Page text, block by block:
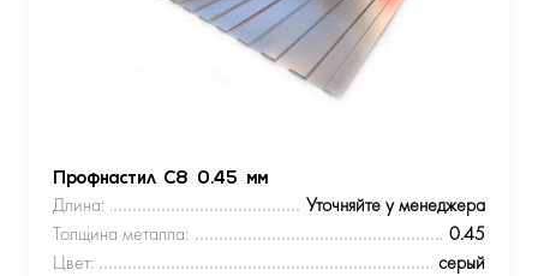
Профнастил С8 0.45 мм
Длина:
Уточняйте у менеджера
Толщина металла:
0.45
Цвет:
серый